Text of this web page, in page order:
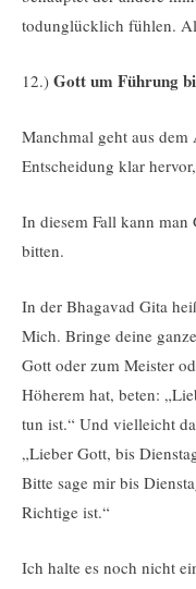
todunglücklich fühlen.
12.) Gott um Führung
Manchmal geht aus
Entscheidung klar
In diesem Fall kann
bitten.
In der Bhagavad Gita
Mich. Bringe deine ganze
Gott oder zum Meister
Höherem hat, beten:
tun ist.“ Und vielleicht
„Lieber Gott, bis
Bitte sage mir bis
Richtige ist.“
Ich halte es noch nicht